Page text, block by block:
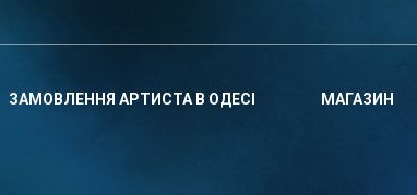
ЗАМОВЛЕННЯ АРТИСТА В ОДЕСІ МАГАЗИН